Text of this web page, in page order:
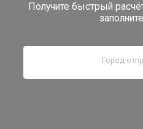
Получите быстрый